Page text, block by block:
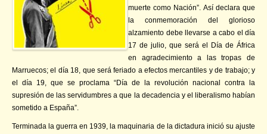
muerte como Nación”. Así declara que
la conmemoración del glorioso
alzamiento debe llevarse a cabo el día
17 de julio, que será el Día de África
en agradecimiento a las tropas de
Marruecos; el día 18, que será feriado a efectos mercantiles y de trabajo; y
el día 19, que se proclama “Día de la revolución nacional contra la
supresión de las servidumbres a que la decadencia y el liberalismo habían
sometido a España”.
Terminada la guerra en 1939, la maquinaria de la dictadura inició su ajuste